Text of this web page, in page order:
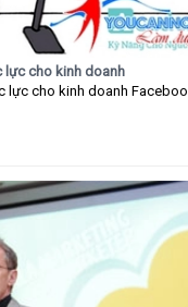
lực cho kinh doanh
lực cho kinh doanh